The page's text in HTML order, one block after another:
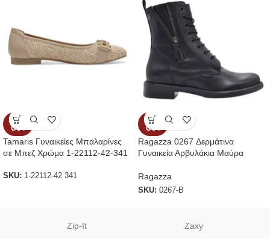
SOLD
OUT
Tamaris Γυναικείες Μπαλαρίνες
σε Μπεζ Χρώμα 1-22112-42-341
SKU: 1-22112-42 341
SOLD
OUT
Ragazza 0267 Δερμάτινα
Γυναικεία Αρβυλάκια Μαύρα
Ragazza
SKU: 0267-B
Zip-It Zaxy